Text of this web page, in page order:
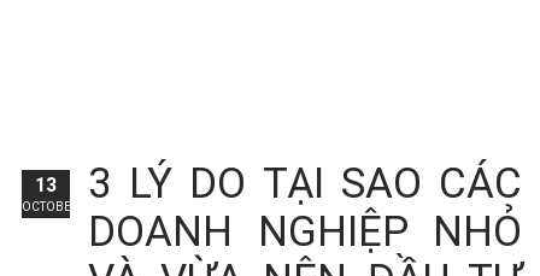
3 LÝ DO TẠI SAO CÁC
DOANH NGHIỆP NHỎ
13
OCTOBER